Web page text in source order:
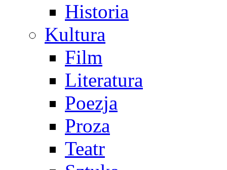
Historia
Kultura
Film
Literatura
Poezja
Proza
Teatr